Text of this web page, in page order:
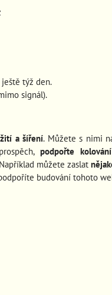
týž den.
signál).
a šíření. Můžete s nimi
,podpořte
můžete zaslat
budování tohoto